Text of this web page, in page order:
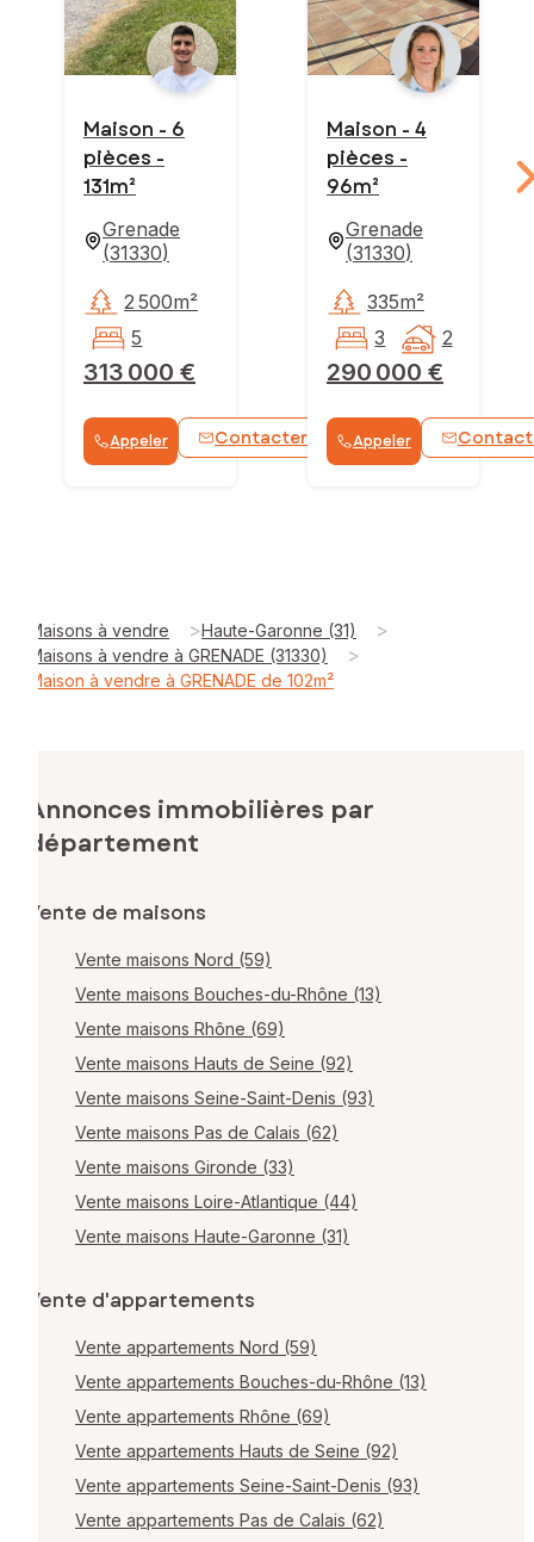
Maison - 6
pièces -
131m²
Grenade
(31330)
313 000 €
2 500m²
5
Appeler Contacter WhatsApp
Maison - 4
pièces -
96m²
Grenade
(31330)
290 000 €
335m²
3
2
Appeler
Maisons à vendre >Haute-Garonne (31) >
Maisons à vendre à GRENADE (31330) >
Maison à vendre à GRENADE de 102m²
Annonces immobilières par
département
Vente de maisons
Vente maisons Nord (59)
Vente maisons Bouches-du-Rhône (13)
Vente maisons Rhône (69)
Vente maisons Hauts de Seine (92)
Vente maisons Seine-Saint-Denis (93)
Vente maisons Pas de Calais (62)
Vente maisons Gironde (33)
Vente maisons Loire-Atlantique (44)
Vente maisons Haute-Garonne (31)
Vente d'appartements
Vente appartements Nord (59)
Vente appartements Bouches-du-Rhône (13)
Vente appartements Rhône (69)
Vente appartements Hauts de Seine (92)
Vente appartements Seine-Saint-Denis (93)
Vente appartements Pas de Calais (62)